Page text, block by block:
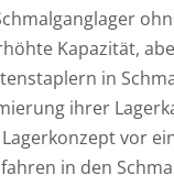
Kapazität,
in
ihrer
vor
in den